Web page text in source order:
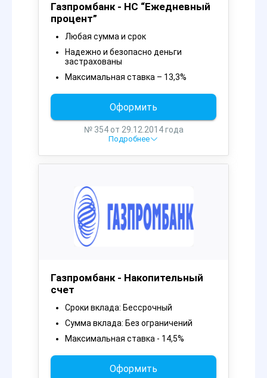
Газпромбанк - НС “Ежедневный
процент”
Любая сумма и срок
Надежно и безопасно деньги
застрахованы
Максимальная ставка – 13,3%
Оформить
№ 354 от 29.12.2014 года
Подробнее
Газпромбанк - Накопительный
счет
Сроки вклада: Бессрочный
Сумма вклада: Без ограничений
Максимальная ставка - 14,5%
Оформить